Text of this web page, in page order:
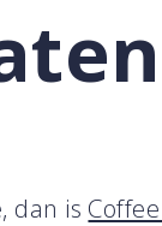
dan is